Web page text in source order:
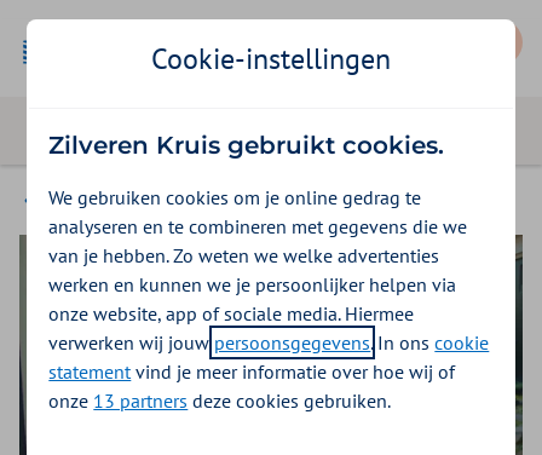
Magazine
Cookie-instellingen
Zilveren Kruis gebruikt cookies.
We gebruiken cookies om je online gedrag te
analyseren en te combineren met gegevens die we
van je hebben. Zo weten we welke advertenties
werken en kunnen we je persoonlijker helpen via
onze website, app of sociale media. Hiermee
verwerken wij jouw persoonsgegevens. In onscookie
statementvind je meer informatie over hoe wij of
onze 13 partners deze cookies gebruiken.